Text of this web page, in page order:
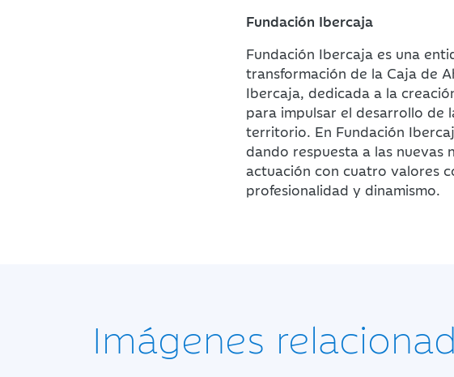
Fundación Ibercaja
Fundación Ibercaja es una
transformación de la Caja de
Ibercaja, dedicada a la
para impulsar el desarrollo de
territorio. En Fundación
dando respuesta a las nuevas
actuación con cuatro valores
profesionalidad y dinamismo.
Imágenes